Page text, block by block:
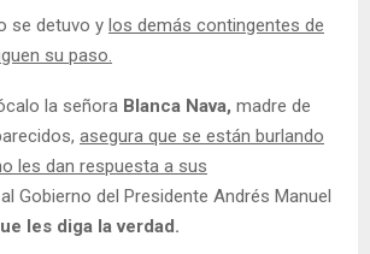
se detuvo y los demás contingentes de
su paso.
la señora Blanca Nava, madre de
asegura que se están burlando
les dan respuesta a sus
Gobierno del Presidente Andrés Manuel
les diga la verdad.